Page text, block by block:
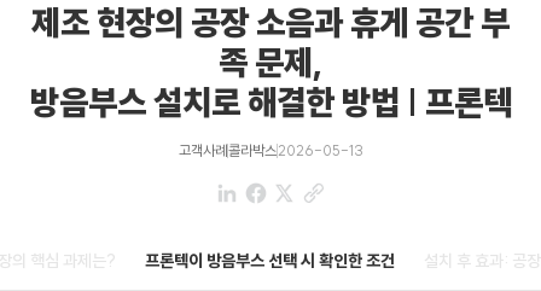
제조 현장의 공장 소음과 휴게 공간 부
족 문제,
방음부스 설치로 해결한 방법 | 프론텍
고객사례콜라박스2026-05-13
의 핵심 과제는? 프론텍이 방음부스 선택 시 확인한 조건 설치 후 효과: 공